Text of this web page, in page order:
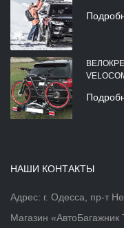
НАШИ КОНТАКТЫ
Адрес: г. Одесса, пр-т
Магазин «АвтоБагажник